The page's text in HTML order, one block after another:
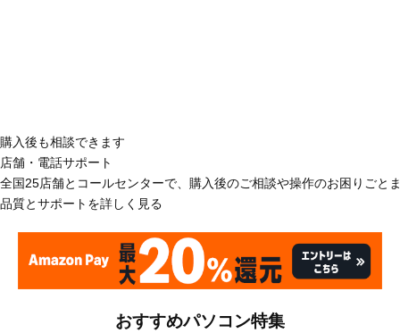
購入後も相談できます
店舗・電話サポート
全国25店舗とコールセンターで、購入後のご相談や操作のお困りごと
品質とサポートを詳しく見る
おすすめパソコン特集